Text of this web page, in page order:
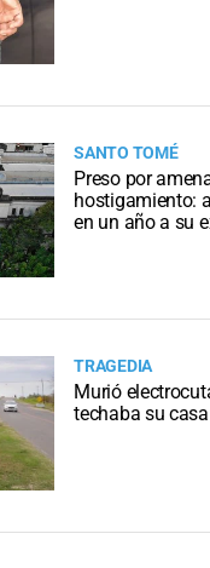
SANTO TOMÉ
Preso por
hostigamiento:
en un año a su
TRAGEDIA
Murió
techaba su